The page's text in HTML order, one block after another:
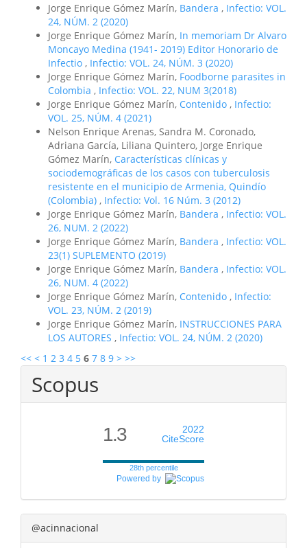
Jorge Enrique Gómez Marín, Bandera , Infectio: VOL.
24, NÚM. 2 (2020)
Jorge Enrique Gómez Marín, In memoriam Dr Alvaro
Moncayo Medina (1941- 2019) Editor Honorario de
Infectio , Infectio: VOL. 24, NÚM. 3 (2020)
Jorge Enrique Gómez Marín, Foodborne parasites in
Colombia , Infectio: VOL. 22, NUM 3(2018)
Jorge Enrique Gómez Marín, Contenido , Infectio:
VOL. 25, NÚM. 4 (2021)
Nelson Enrique Arenas, Sandra M. Coronado,
Adriana García, Liliana Quintero, Jorge Enrique
Gómez Marín, Características clínicas y
sociodemográficas de los casos con tuberculosis
resistente en el municipio de Armenia, Quindío
(Colombia) , Infectio: Vol. 16 Núm. 3 (2012)
Jorge Enrique Gómez Marín, Bandera , Infectio: VOL.
26, NUM. 2 (2022)
Jorge Enrique Gómez Marín, Bandera , Infectio: VOL.
23(1) SUPLEMENTO (2019)
Jorge Enrique Gómez Marín, Bandera , Infectio: VOL.
26, NUM. 4 (2022)
Jorge Enrique Gómez Marín, Contenido , Infectio:
VOL. 23, NÚM. 2 (2019)
Jorge Enrique Gómez Marín, INSTRUCCIONES PARA
LOS AUTORES , Infectio: VOL. 24, NÚM. 2 (2020)
<< < 1 2 3 4 5 6 7 8 9 > >>
Scopus
1.3
2022
CiteScore
28th percentile
Powered by
@acinnacional